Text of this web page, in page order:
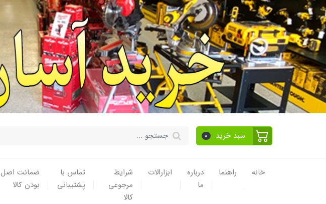
سبد خرید 0
خانه راهنما
درباره
ما
ابزارالات
شرایط
مرجوعی
کالا
تماس با
پشتیبانی
ضمانت اصل
بودن کالا